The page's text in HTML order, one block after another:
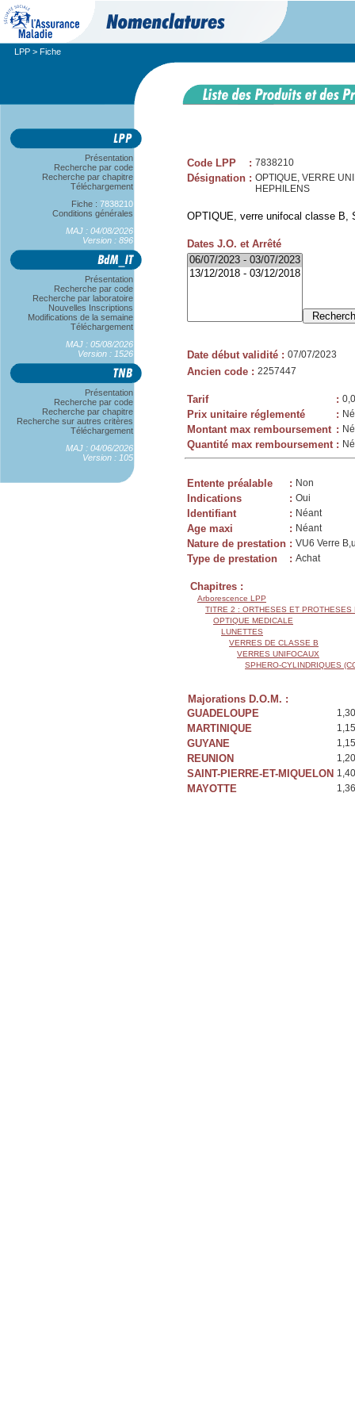
LPP > Fiche
Présentation
Recherche par code
Recherche par chapitre
Téléchargement
Fiche : 7838210
Conditions générales
MAJ : 04/08/2026
Version : 896
Présentation
Recherche par code
Recherche par laboratoire
Nouvelles Inscriptions
Modifications de la semaine
Téléchargement
MAJ : 05/08/2026
Version : 1526
Présentation
Recherche par code
Recherche par chapitre
Recherche sur autres critères
Téléchargement
MAJ : 04/06/2026
Version : 105
Code LPP : 7838210
Désignation : OPTIQUE, VERRE
HEPHILENS
OPTIQUE, verre unifocal classe B,
Dates J.O. et Arrêté
Date début validité : 07/07/2023
Ancien code : 2257447
Tarif :
Prix unitaire réglementé :
Montant max remboursement :
Quantité max remboursement :
Entente préalable : Non
Indications : Oui
Identifiant : Néant
Age maxi : Néant
Nature de prestation : VU6 Verre
Type de prestation : Achat
Chapitres :
Arborescence LPP
TITRE 2 : ORTHESES ET PROTHESES
OPTIQUE MEDICALE
LUNETTES
VERRES DE CLASSE B
VERRES UNIFOCAUX
SPHERO-CYLINDRIQUES
Majorations D.O.M. :
GUADELOUPE
MARTINIQUE
GUYANE
REUNION
SAINT-PIERRE-ET-MIQUELON
MAYOTTE